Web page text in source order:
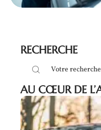
RECHERCHE
AU CŒUR DE